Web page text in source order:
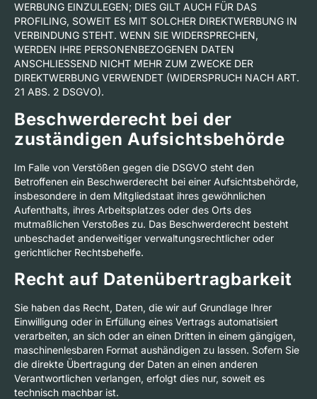
WERBUNG EINZULEGEN; DIES GILT AUCH FÜR DAS
PROFILING, SOWEIT ES MIT SOLCHER DIREKTWERBUNG IN
VERBINDUNG STEHT. WENN SIE WIDERSPRECHEN,
WERDEN IHRE PERSONENBEZOGENEN DATEN
ANSCHLIESSEND NICHT MEHR ZUM ZWECKE DER
DIREKTWERBUNG VERWENDET (WIDERSPRUCH NACH ART.
21 ABS. 2 DSGVO).
Beschwerde­recht bei der
zuständigen Aufsichts­behörde
Im Falle von Verstößen gegen die DSGVO steht den
Betroffenen ein Beschwerderecht bei einer Aufsichtsbehörde,
insbesondere in dem Mitgliedstaat ihres gewöhnlichen
Aufenthalts, ihres Arbeitsplatzes oder des Orts des
mutmaßlichen Verstoßes zu. Das Beschwerderecht besteht
unbeschadet anderweitiger verwaltungsrechtlicher oder
gerichtlicher Rechtsbehelfe.
Recht auf Daten­übertrag­barkeit
Sie haben das Recht, Daten, die wir auf Grundlage Ihrer
Einwilligung oder in Erfüllung eines Vertrags automatisiert
verarbeiten, an sich oder an einen Dritten in einem gängigen,
maschinenlesbaren Format aushändigen zu lassen. Sofern Sie
die direkte Übertragung der Daten an einen anderen
Verantwortlichen verlangen, erfolgt dies nur, soweit es
technisch machbar ist.